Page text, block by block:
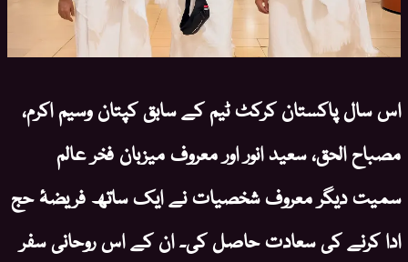
اس سال پاکستان کرکٹ ٹیم کے سابق کپتان وسیم اکرم،
مصباح الحق، سعید انور اور معروف میزبان فخر عالم
سمیت دیگر معروف شخصیات نے ایک ساتھ فریضۂ حج
ادا کرنے کی سعادت حاصل کی۔ ان کے اس روحانی سفر